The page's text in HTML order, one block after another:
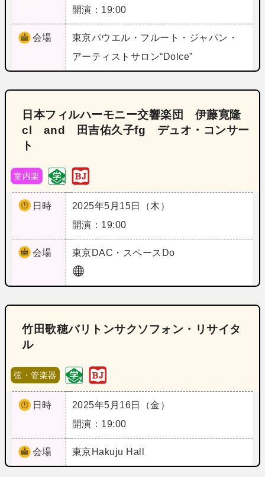
開演：19:00
会場 東京パウエル・フルート・ジャパン・
アーティストサロン“Dolce”
日本フィルハーモニー交響楽団 伊藤寛隆
cl and 田吉佑久子fg デュオ・コンサー
ト
室内楽
日時
2025年5月15日（木）
開演：19:00
会場 東京DAC・スペースDo
竹田歌穂バリトンサクソフォン・リサイタ
ル
弦・管楽器
日時
2025年5月16日（金）
開演：19:00
会場 東京Hakuju Hall